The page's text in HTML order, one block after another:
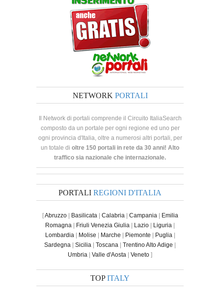
NETWORK PORTALI
Il Network di portali comprende il Circuito ItaliaSearch
composto da un portale per ogni regione ed uno per
ogni provincia d'Italia, oltre a numerosi altri portali, per
un totale di oltre 150 portali in rete da 30 anni! Alto
traffico sia nazionale che internazionale.
PORTALI REGIONI D'ITALIA
[Abruzzo| Basilicata | Calabria | Campania | Emilia
Romagna | Friuli Venezia Giulia | Lazio | Liguria |
Lombardia | Molise | Marche | Piemonte | Puglia |
Sardegna | Sicilia | Toscana | Trentino Alto Adige |
Umbria | Valle d'Aosta | Veneto ]
TOPITALY